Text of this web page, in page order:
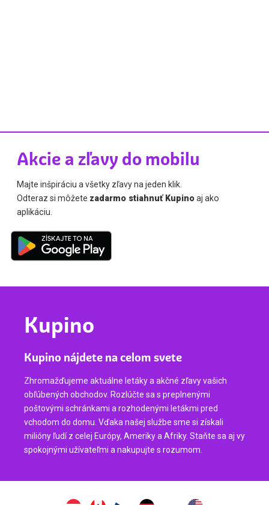
Akcie a zľavy do mobilu
Majte inšpiráciu a všetky zľavy na jeden klik.
Odteraz si môžete zadarmo stiahnuť Kupinoaj ako
aplikáciu.
Kupino
Kupino nájdete na celom svete
Zhromažďujeme aktuálne letáky a akčné zľavy vašich
obľúbených obchodov. Rozlúčte sa s preplnenými
poštovými schránkami a rozhodenými letákmi pred
vchodom do domu. Vďaka našej službe sme si získali
milióny ľudí z celej Európy, Ameriky a Afriky. Staňte sa aj vy
spokojnými užívateľmi a nakupujte s rozumom.